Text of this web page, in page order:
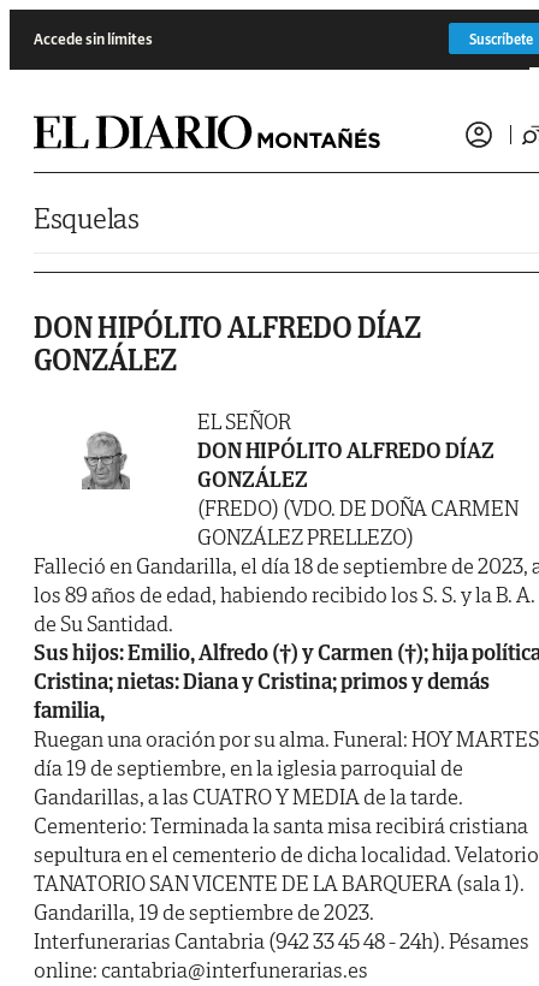
Accede sin límites Suscríbete
Esquelas
DON HIPÓLITO ALFREDO DÍAZ
GONZÁLEZ
EL SEÑOR
DON HIPÓLITO ALFREDO DÍAZ
GONZÁLEZ
(FREDO) (VDO. DE DOÑA CARMEN
GONZÁLEZ PRELLEZO)
Falleció en Gandarilla, el día 18 de septiembre de 2023,
los 89 años de edad, habiendo recibido los S. S. y la B. A.
de Su Santidad.
Sus hijos: Emilio, Alfredo (†) y Carmen (†); hija
Cristina; nietas: Diana y Cristina; primos y demás
familia,
Ruegan una oración por su alma. Funeral: HOY
día 19 de septiembre, en la iglesia parroquial de
Gandarillas, a las CUATRO Y MEDIA de la tarde.
Cementerio: Terminada la santa misa recibirá cristiana
sepultura en el cementerio de dicha localidad.
TANATORIO SAN VICENTE DE LA BARQUERA (sala 1).
Gandarilla, 19 de septiembre de 2023.
Interfunerarias Cantabria (942 33 45 48 - 24h). Pésames
online: cantabria@interfunerarias.es